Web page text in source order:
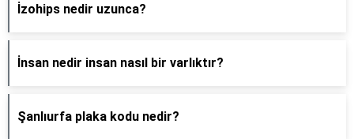
İzohips nedir uzunca?
İnsan nedir insan nasıl bir varlıktır?
Şanlıurfa plaka kodu nedir?